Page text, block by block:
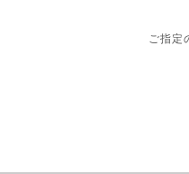
ご指定